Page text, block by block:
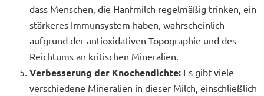
dass Menschen, die Hanfmilch regelmäßig trinken, ein
stärkeres Immunsystem haben, wahrscheinlich
aufgrund der antioxidativen Topographie und des
Reichtums an kritischen Mineralien.
Verbesserung der Knochendichte: Es gibt viele
verschiedene Mineralien in dieser Milch, einschließlich